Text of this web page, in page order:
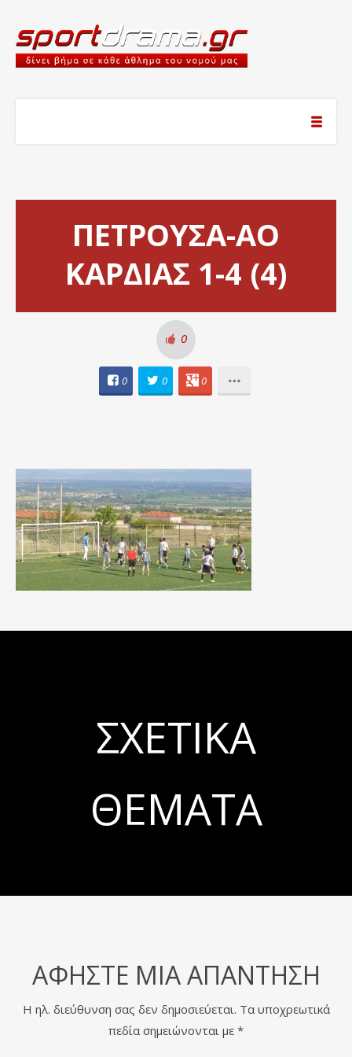
ΠΕΤΡΟΥΣΑ-ΑΟ
ΚΑΡΔΙΑΣ 1-4 (4)
0
0 0 0
ΣΧΕΤΙΚΆ
ΘΈΜΑΤΑ
ΑΦΉΣΤΕ ΜΙΑ ΑΠΆΝΤΗΣΗ
Η ηλ. διεύθυνση σας δεν δημοσιεύεται. Τα υποχρεωτικά
πεδία σημειώνονται με *